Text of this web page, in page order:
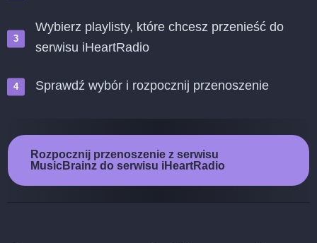
Wybierz playlisty, które chcesz przenieść do
serwisu iHeartRadio
Sprawdź wybór i rozpocznij przenoszenie
Rozpocznij przenoszenie z serwisu
MusicBrainz do serwisu iHeartRadio